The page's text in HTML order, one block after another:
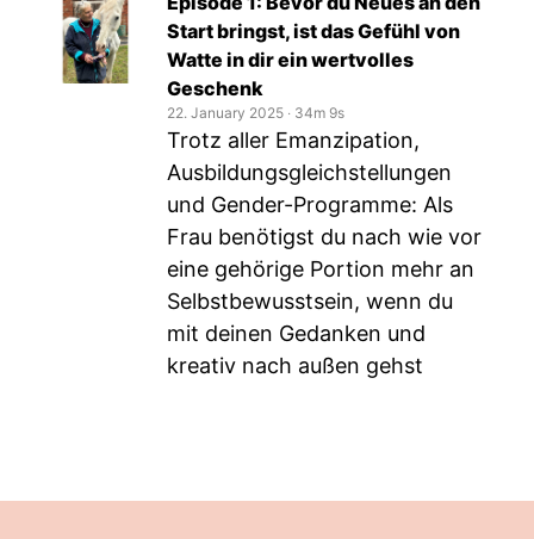
Start bringst, ist das Gefühl von
Watte in dir ein wertvolles
Geschenk
22. January 2025 ‧ 34m 9s
Trotz aller Emanzipation,
Ausbildungsgleichstellungen
und Gender-Programme: Als
Frau benötigst du nach wie vor
eine gehörige Portion mehr an
Selbstbewusstsein, wenn du
mit deinen Gedanken und
kreativ nach außen gehst